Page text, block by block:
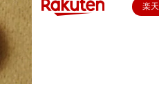
楽